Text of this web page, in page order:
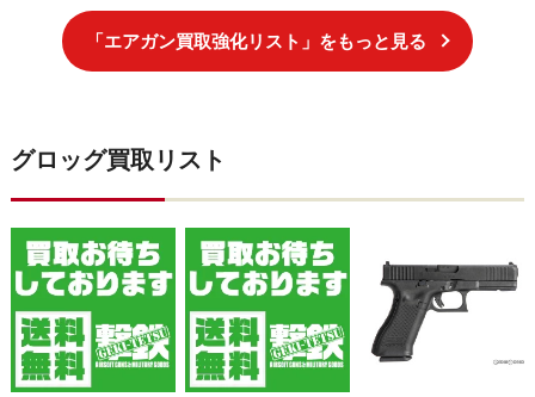
「エアガン買取強化リスト」をもっと見る
グロッグ買取リスト